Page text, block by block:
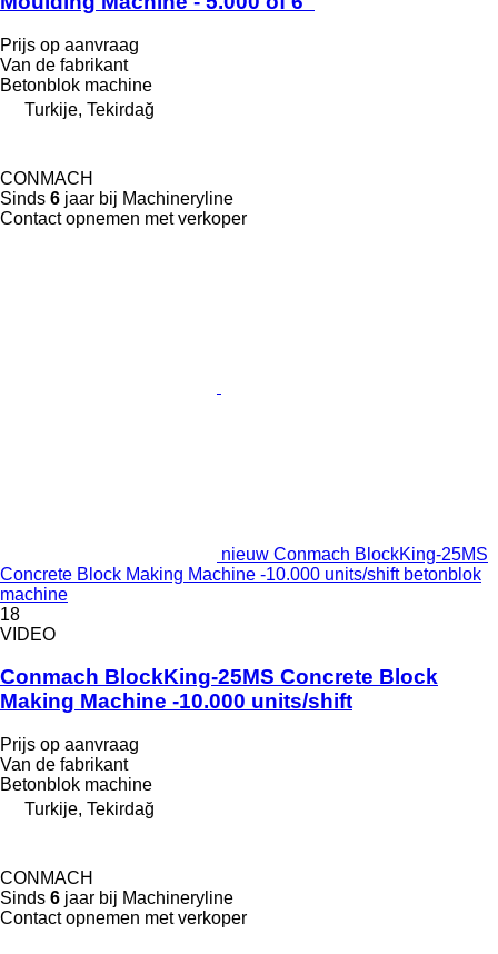
Prijs op aanvraag
Van de fabrikant
Betonblok machine
Turkije, Tekirdağ
CONMACH
Sinds 6 jaar bij Machineryline
Contact opnemen met verkoper
nieuw Conmach BlockKing-25MS
Concrete Block Making Machine -10.000 units/shift betonblok
machine
18
VIDEO
Conmach BlockKing-25MS Concrete Block
Making Machine -10.000 units/shift
Prijs op aanvraag
Van de fabrikant
Betonblok machine
Turkije, Tekirdağ
CONMACH
Sinds 6 jaar bij Machineryline
Contact opnemen met verkoper